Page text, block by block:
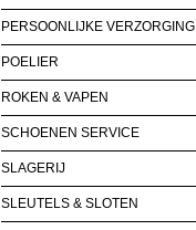
PERSOONLIJKE VERZORGING
POELIER
ROKEN & VAPEN
SCHOENEN SERVICE
SLAGERIJ
SLEUTELS & SLOTEN